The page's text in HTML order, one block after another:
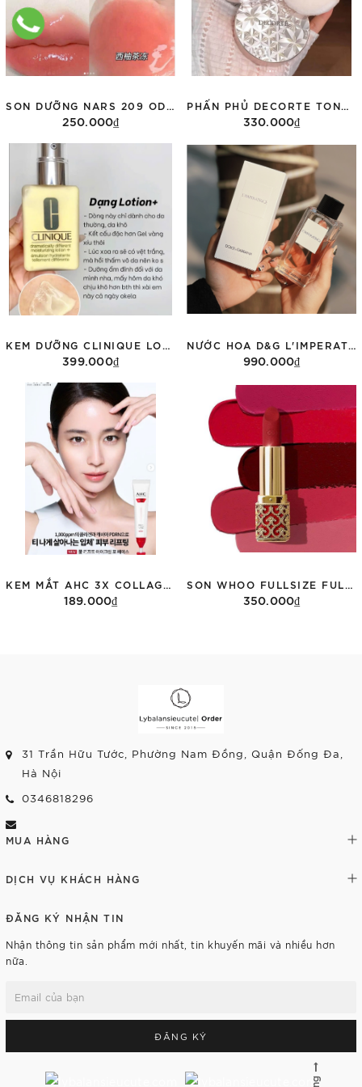
250.000₫
Thêm vào giỏ hàng
330.000₫
Thêm vào giỏ hàng
399.000₫
Thêm vào giỏ hàng
990.000₫
Thêm vào giỏ hàng
189.000₫ 350.000₫
31 Trần Hữu Tước, Phường Nam Đồng, Quận Đống Đa,
Hà Nội
0346818296
MUA HÀNG
DỊCH VỤ KHÁCH HÀNG
ĐĂNG KÝ NHẬN TIN
Nhận thông tin sản phẩm mới nhất, tin khuyến mãi và nhiều hơn
nữa.
ĐĂNG KÝ